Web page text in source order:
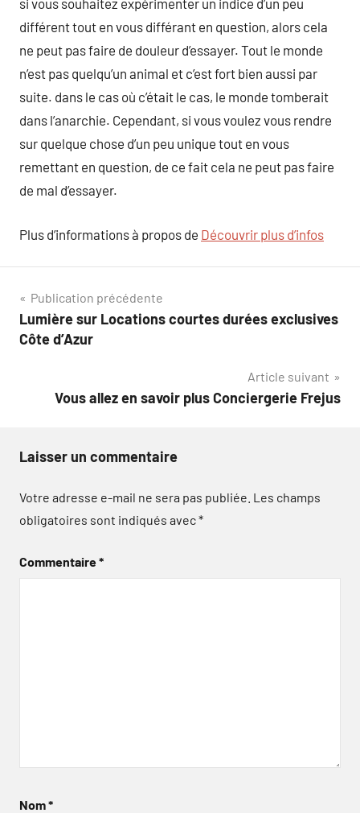
si vous souhaitez expérimenter un indice d’un peu
différent tout en vous différant en question, alors cela
ne peut pas faire de douleur d’essayer. Tout le monde
n’est pas quelqu’un animal et c’est fort bien aussi par
suite. dans le cas où c’était le cas, le monde tomberait
dans l’anarchie. Cependant, si vous voulez vous rendre
sur quelque chose d’un peu unique tout en vous
remettant en question, de ce fait cela ne peut pas faire
de mal d’essayer.
Plus d’informations à propos de Découvrir plus d’infos
Navigation
de
Publication précédente
Lumière sur Locations courtes durées exclusives
Côte d’Azur
Article suivant
Vous allez en savoir plus Conciergerie Frejus
Laisser un commentaire
Votre adresse e-mail ne sera pas publiée. Les champs
obligatoires sont indiqués avec*
Commentaire*
Nom*